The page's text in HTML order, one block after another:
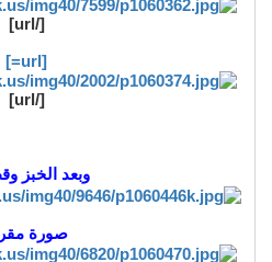
[/url]
[url=]
[/url]
وبعد الخبز
صورة